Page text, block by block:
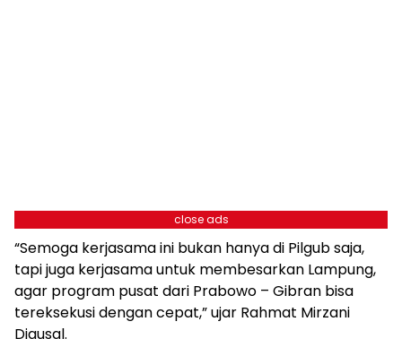
close ads
“Semoga kerjasama ini bukan hanya di Pilgub saja,
tapi juga kerjasama untuk membesarkan Lampung,
agar program pusat dari Prabowo – Gibran bisa
tereksekusi dengan cepat,” ujar Rahmat Mirzani
Djausal.